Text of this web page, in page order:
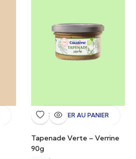
AJOUTER AU PANIER
Tapenade Verte – Verrine
90g